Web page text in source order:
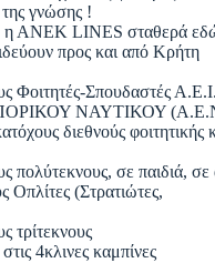
γνώσης !
LINES σταθερά εδώ
προς και από Κρήτη
Φοιτητές-Σπουδαστές Α.Ε.Ι.
ΝΑΥΤΙΚΟΥ
διεθνούς φοιτητικής
πολύτεκνους, σε παιδιά, σε
Οπλίτες (Στρατιώτες,
τρίτεκνους
4κλινες καμπίνες